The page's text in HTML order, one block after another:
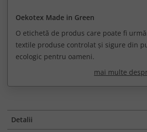
Oekotex Made in Green
O etichetă de produs care poate fi
textile produse controlat și sigure din
ecologic pentru oameni.
mai multe
Detalii